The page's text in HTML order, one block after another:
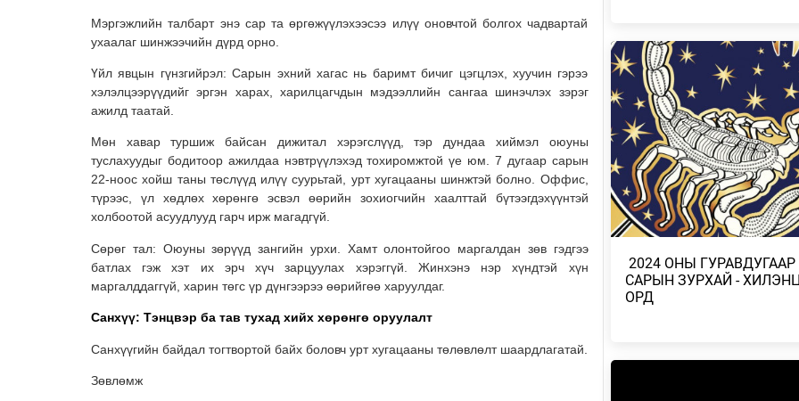
Мэргэжлийн талбарт энэ сар та өргөжүүлэхээсээ илүү оновчтой болгох чадвартай
ухаалаг шинжээчийн дүрд орно.
Үйл явцын гүнзгийрэл: Сарын эхний хагас нь баримт бичиг цэгцлэх, хуучин гэрээ
хэлэлцээрүүдийг эргэн харах, харилцагчдын мэдээллийн сангаа шинэчлэх зэрэг
ажилд таатай.
Мөн хавар туршиж байсан дижитал хэрэгслүүд, тэр дундаа хиймэл оюуны
туслахуудыг бодитоор ажилдаа нэвтрүүлэхэд тохиромжтой үе юм. 7 дугаар сарын
22-ноос хойш таны төслүүд илүү суурьтай, урт хугацааны шинжтэй болно. Оффис,
түрээс, үл хөдлөх хөрөнгө эсвэл өөрийн зохиогчийн хаалттай бүтээгдэхүүнтэй
холбоотой асуудлууд гарч ирж магадгүй.
Сөрөг тал: Оюуны зөрүүд зангийн урхи. Хамт олонтойгоо маргалдан зөв гэдгээ
батлах гэж хэт их эрч хүч зарцуулах хэрэггүй. Жинхэнэ нэр хүндтэй хүн
маргалддаггүй, харин төгс үр дүнгээрээ өөрийгөө харуулдаг.
Санхүү: Тэнцвэр ба тав тухад хийх хөрөнгө оруулалт
Санхүүгийн байдал тогтвортой байх боловч урт хугацааны төлөвлөлт шаардлагатай.
Зөвлөмж
УИХ-ЫН АСУУЛГЫН ЦАГИЙГ 3
ЗОХИОН БАЙГУУЛЖ,
АСУУЛТЫГ ЕРӨН…
2026/08/04
БАРУУН, ТӨВ, ГОВЬ, ЗҮҮН
НУТГИЙН ЗАРИМ ГАЗРААР ДУУ
ЦАХИЛГААНТ…
2026/08/04
НАЙМДУГААР САРЫН 1,2-НД
ВАГОН БУЮУ 5160 ТОНН
ОРЖ ИРЖЭ…
2026/08/03
ТӨРИЙН ТАХИЛГЫН ЁСЛОЛ
​ 2024 ОНЫ ГУРАВДУГААР
САРЫН ЗУРХАЙ -
ОРД